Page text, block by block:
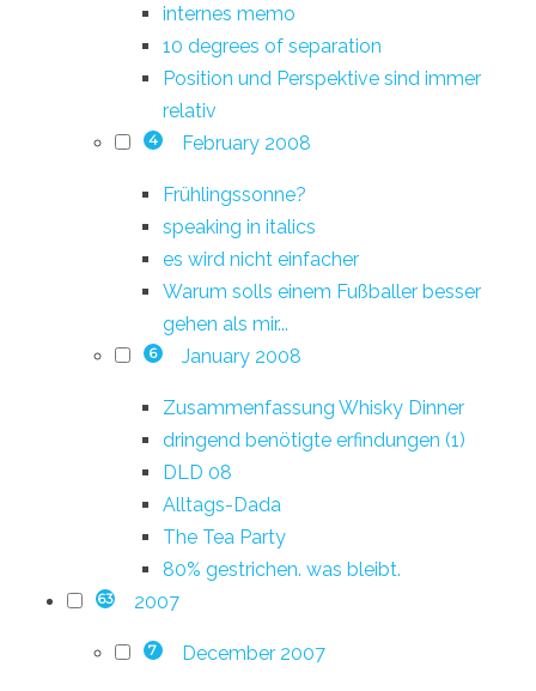
internes memo
10 degrees of separation
Position und Perspektive sind immer
relativ
4 February 2008
Frühlingssonne?
speaking in italics
es wird nicht einfacher
Warum solls einem Fußballer besser
gehen als mir...
6 January 2008
Zusammenfassung Whisky Dinner
dringend benötigte erfindungen (1)
DLD 08
Alltags-Dada
The Tea Party
80% gestrichen. was bleibt.
63 2007
7 December 2007